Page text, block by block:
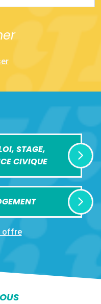
STAGE,
CIVIQUE
offre